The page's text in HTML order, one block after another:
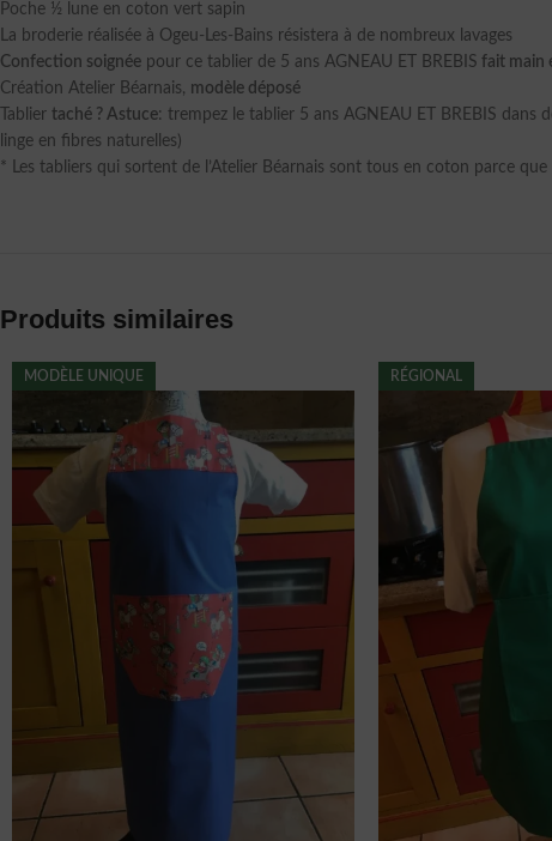
Poche ½ lune en coton vert sapin
La broderie réalisée à Ogeu-Les-Bains résistera à de nombreux lavages
Confection soignée pour ce tablier de 5 ans AGNEAU ET BREBIS fait main
Création Atelier Béarnais, modèle déposé
Tablier taché ? Astuce: trempez le tablier 5 ans AGNEAU ET BREBIS dans
linge en fibres naturelles)
* Les tabliers qui sortent de l’Atelier Béarnais sont tous en coton parce
Produits similaires
MODÈLE UNIQUE RÉGIONAL